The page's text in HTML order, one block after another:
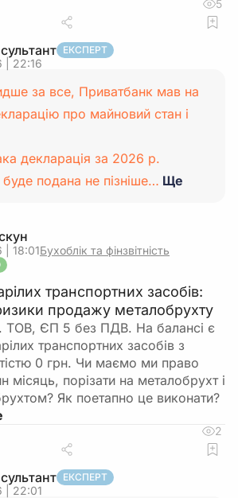
5
ЕКСПЕРТ
| 22:16
за все, Приватбанк мав на
про майновий стан і
декларація за 2026 р.
подана не пізніше… Ще
18:01Бухоблік та фінзвітність
транспортних засобів:
продажу металобрухту
ТОВ, ЄП 5 без ПДВ. На балансі є
транспортних засобів з
0 грн. Чи маємо ми право
місяць, порізати на металобрухт і
Як поетапно це виконати?
2
ЕКСПЕРТ
| 22:01